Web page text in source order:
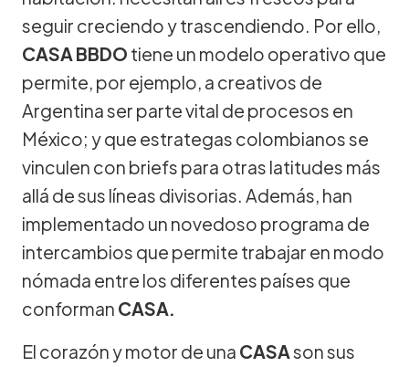
seguir creciendo y trascendiendo. Por ello,
CASA BBDO tiene un modelo operativo que
permite, por ejemplo, a creativos de
Argentina ser parte vital de procesos en
México; y que estrategas colombianos se
vinculen con briefs para otras latitudes más
allá de sus líneas divisorias. Además, han
implementado un novedoso programa de
intercambios que permite trabajar en modo
nómada entre los diferentes países que
conforman CASA.
El corazón y motor de una CASAson sus